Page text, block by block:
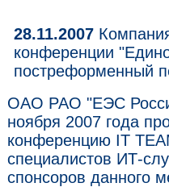
28.11.2007
конференции
постреформенный
ОАО РАО "ЕЭС
ноября 2007 года
конференцию IT
специалистов ИТ-
спонсоров данного